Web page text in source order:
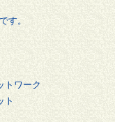
す。
トワーク
ト